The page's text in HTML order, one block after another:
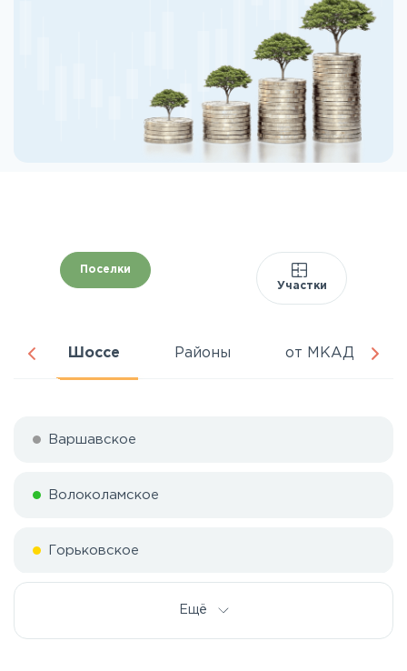
Поселки
Участки
Шоссе Районы от МКАД
Варшавское
Волоколамское
Горьковское
Ещё